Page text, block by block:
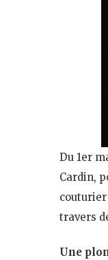
Du 1er
Cardin,
travers
Une